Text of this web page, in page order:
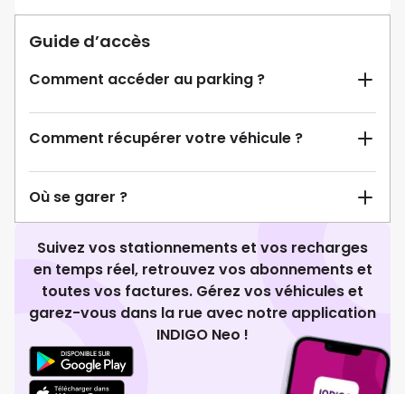
Guide d’accès
Comment accéder au parking ?
Comment récupérer votre véhicule ?
Où se garer ?
Suivez vos stationnements et vos recharges
en temps réel, retrouvez vos abonnements et
toutes vos factures. Gérez vos véhicules et
garez-vous dans la rue avec notre application
INDIGO Neo !